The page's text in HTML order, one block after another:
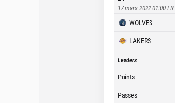
17 mars 2022 01:00FR
WOLVES
LAKERS
Leaders
Points
Passes